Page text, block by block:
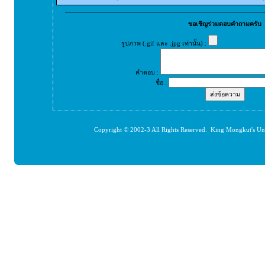
ขอเชิญร่วมตอบคำถามครับ
รูปภาพ (.gif และ .jpg เท่านั้น) :
คำตอบ :
ชื่อ :
Copyright © 2002-3 All Rights Reserved. King Mongkut's